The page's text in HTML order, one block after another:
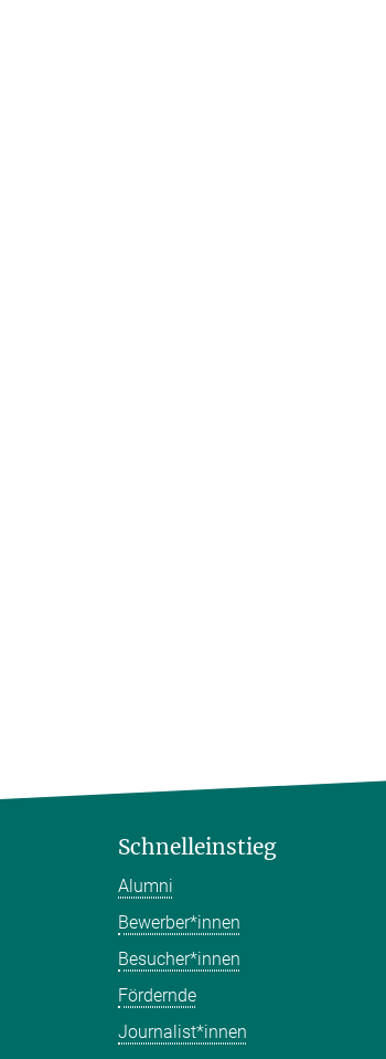
Schnelleinstieg
Alumni
Bewerber*innen
Besucher*innen
Fördernde
Journalist*innen